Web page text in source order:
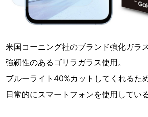
米国コーニング社のブランド強化ガラス
強靭性のあるゴリラガラス使用。
ブルーライト40%カットしてくれるた
日常的にスマートフォンを使用している